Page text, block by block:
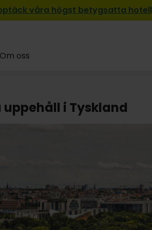
våra högst betygsatta hotell
Om oss
i Tyskland